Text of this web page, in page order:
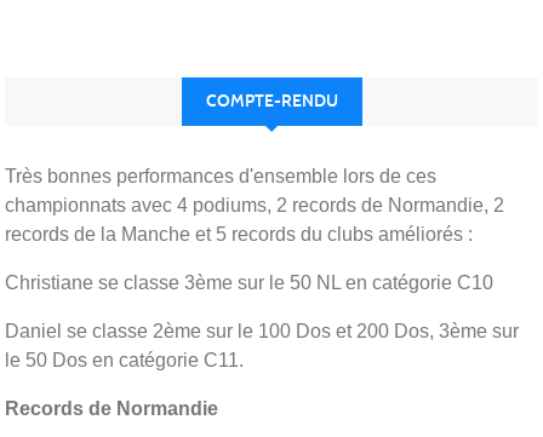
COMPTE-RENDU
Très bonnes performances d'ensemble lors de ces
championnats avec 4 podiums, 2 records de Normandie, 2
records de la Manche et 5 records du clubs améliorés :
Christiane se classe 3ème sur le 50 NL en catégorie C10
Daniel se classe 2ème sur le 100 Dos et 200 Dos, 3ème sur
le 50 Dos en catégorie C11.
Records de Normandie